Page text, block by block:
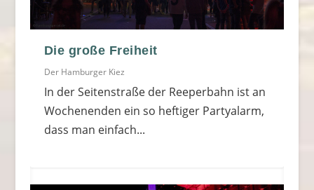
Die große Freiheit
Der Hamburger Kiez
In der Seitenstraße der Reeperbahn ist an
Wochenenden ein so heftiger Partyalarm,
dass man einfach...